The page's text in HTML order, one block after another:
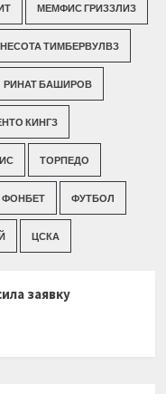
МЕМФИС ГРИЗЗЛИЗ
ТИМБЕРВУЛВЗ
РИНАТ БАШИРОВ
КИНГЗ
ТОРПЕДО
ФОНБЕТ ФУТБОЛ
ЦСКА
заявку